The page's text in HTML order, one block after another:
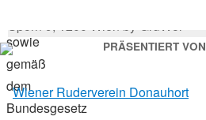
sowie
gemäß
dem
Bundesgesetz
Sporn 9, 1200 Wien by GruWol
PRÄSENTIERT VON
Zurück
nach
oben